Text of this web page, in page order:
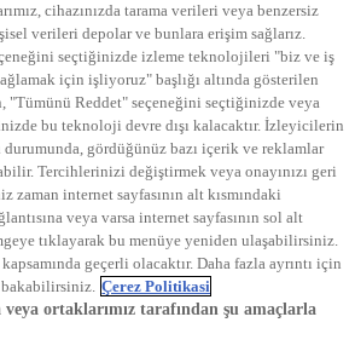
TV
cihazınızda tarama verileri veya benzersiz
verileri depolar ve bunlara erişim sağlarız.
seçtiğinizde izleme teknolojileri "biz ve iş
için işliyoruz" başlığı altında gösterilen
"Tümünü Reddet" seçeneğini seçtiğinizde veya
bu teknoloji devre dışı kalacaktır. İzleyicilerin
durumunda, gördüğünüz bazı içerik ve reklamlar
Tercihlerinizi değiştirmek veya onayınızı geri
zaman internet sayfasının alt kısmındaki
veya varsa internet sayfasının sol alt
tıklayarak bu menüye yeniden ulaşabilirsiniz.
geçerli olacaktır. Daha fazla ayrıntı için
Çerez Politikasi
veya ortaklarımız tarafından şu amaçlarla